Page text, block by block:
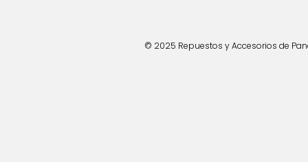
© 2025 Repuestos y Accesorios de